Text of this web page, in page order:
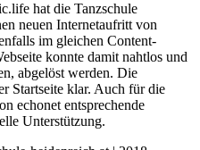
hat die Tanzschule
neuen Internetaufritt von
im gleichen Content-
konnte damit nahtlos und
abgelöst werden. Die
Startseite klar. Auch für die
echonet entsprechende
Unterstützung.